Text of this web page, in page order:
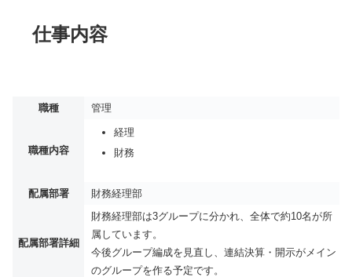
仕事内容
職種 管理
職種内容
経理
財務
配属部署 財務経理部
配属部署詳細
財務経理部は3グループに分かれ、全体で約10名が所
属しています。
今後グループ編成を見直し、連結決算・開示がメイン
のグループを作る予定です。